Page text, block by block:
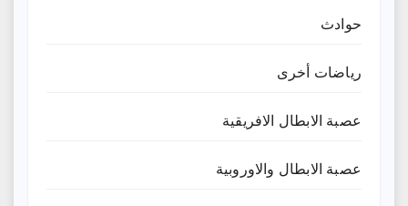
حوادث
رياضات أخرى
عصبة الابطال الافريقية
عصبة الابطال والاوروبية